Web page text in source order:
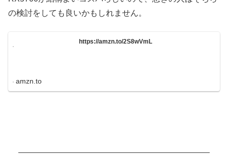
の検討をしても良いかもしれません。
https://amzn.to/2S8wVmL
amzn.to